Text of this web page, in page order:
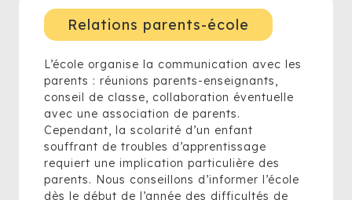
Relations parents-école
L’école organise la communication avec les
parents : réunions parents-enseignants,
conseil de classe, collaboration éventuelle
avec une association de parents.
Cependant, la scolarité d’un enfant
souffrant de troubles d’apprentissage
requiert une implication particulière des
parents. Nous conseillons d’informer l’école
dès le début de l’année des difficultés de